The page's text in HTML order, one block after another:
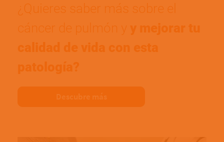
¿Quieres saber más sobre el
cáncer de pulmón y y mejorar tu
calidad de vida con esta
patología?
Descubre más